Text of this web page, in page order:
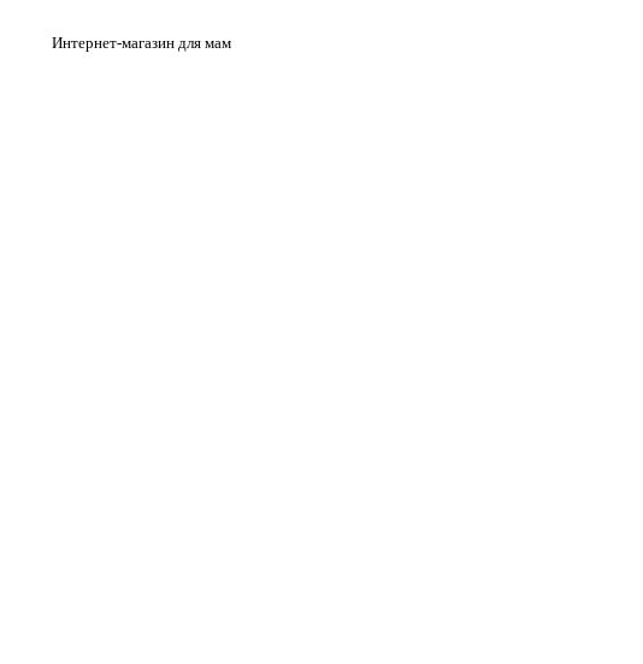
Интернет-магазин для мам